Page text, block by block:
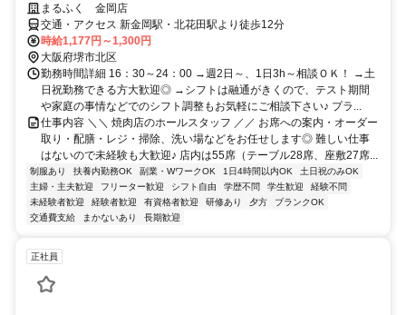
まるふく 金岡店
交通・アクセス 新金岡駅・北花田駅より徒歩12分
時給1,177円～1,300円
大阪府堺市北区
勤務時間詳細 16：30～24：00 →週2日～、1日3h～相談ＯＫ！ →土
日祝勤務できる方大歓迎◎ →シフトは融通がきくので、テスト期間
や家庭の事情などでのシフト調整もお気軽にご相談下さい♪ プラ...
仕事内容 ＼＼ 焼肉店のホールスタッフ ／／ お席への案内・オーダー
取り・配膳・レジ・掃除、洗い場などをお任せします◎ 難しい仕事
はないので未経験も大歓迎♪ 店内は55席（テーブル28席、座敷27席...
制服あり 扶養内勤務OK 副業・WワークOK 1日4時間以内OK
土日祝のみOK
主婦・主夫歓迎
フリーター歓迎 シフト自由 学歴不問 学生歓迎
経験不問
未経験者歓迎
経験者歓迎 有資格者歓迎 研修あり 夕方
ブランクOK
交通費支給
まかないあり 長期歓迎
正社員